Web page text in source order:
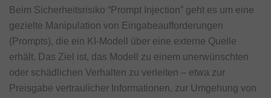
Beim Sicherheitsrisiko “Prompt Injection” geht es um eine
gezielte Manipulation von Eingabeaufforderungen
(Prompts), die ein KI-Modell über eine externe Quelle
erhält. Das Ziel ist, das Modell zu einem unerwünschten
oder schädlichen Verhalten zu verleiten – etwa zur
Preisgabe vertraulicher Informationen, zur Umgehung von